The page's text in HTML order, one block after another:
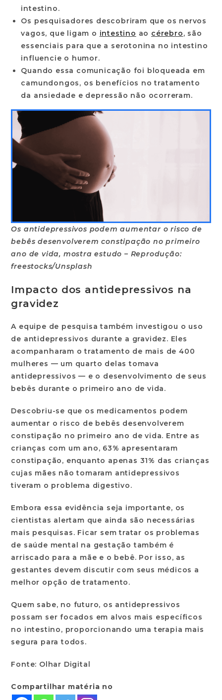
intestino.
Os pesquisadores descobriram que os nervos
vagos, que ligam o intestino ao cérebro, são
essenciais para que a serotonina no intestino
influencie o humor.
Quando essa comunicação foi bloqueada em
camundongos, os benefícios no tratamento
da ansiedade e depressão não ocorreram.
Os antidepressivos podem aumentar o risco de
bebês desenvolverem constipação no primeiro
ano de vida, mostra estudo – Reprodução:
freestocks/Unsplash
Impacto dos antidepressivos na
gravidez
A equipe de pesquisa também investigou o uso
de antidepressivos durante a gravidez. Eles
acompanharam o tratamento de mais de 400
mulheres — um quarto delas tomava
antidepressivos — e o desenvolvimento de seus
bebês durante o primeiro ano de vida.
Descobriu-se que os medicamentos podem
aumentar o risco de bebês desenvolverem
constipação no primeiro ano de vida. Entre as
crianças com um ano, 63% apresentaram
constipação, enquanto apenas 31% das crianças
cujas mães não tomaram antidepressivos
tiveram o problema digestivo.
Embora essa evidência seja importante, os
cientistas alertam que ainda são necessárias
mais pesquisas. Ficar sem tratar os problemas
de saúde mental na gestação também é
arriscado para a mãe e o bebê. Por isso, as
gestantes devem discutir com seus médicos a
melhor opção de tratamento.
Quem sabe, no futuro, os antidepressivos
possam ser focados em alvos mais específicos
no intestino, proporcionando uma terapia mais
segura para todos.
Fonte: Olhar Digital
Compartilhar matéria no